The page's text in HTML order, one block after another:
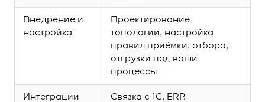
Внедрение и
настройка
Проектирование
топологии, настройка
правил приёмки, отбора,
отгрузки под ваши
процессы
Интеграции
Связка с 1С, ERP,